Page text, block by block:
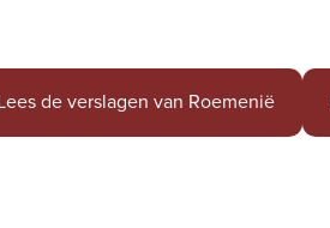
de verslagen van Roemenië